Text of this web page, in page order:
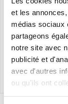
et les
médias sociaux
partageons
notre site avec
publicité et
avec d'autres
ou qu'ils ont
Panty
33,00 – 236,00